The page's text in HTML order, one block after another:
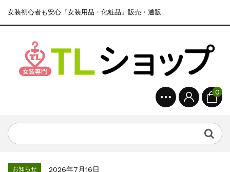
女装初心者も安心『女装用品・化粧品』販売・通販
0
お知らせ
2026年7月16日